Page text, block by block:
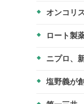
オンコリ
ロート製
ニプロ、
塩野義が